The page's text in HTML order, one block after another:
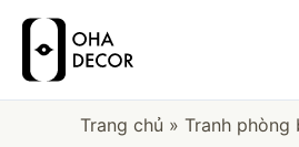
Trang chủ » Tranh phòng